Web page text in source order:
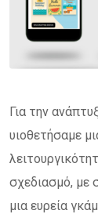
Για την
υιοθετήσαμε
σχεδιασμό, με
μια ευρεία